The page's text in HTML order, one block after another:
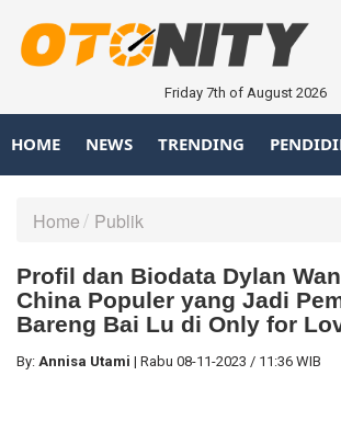
Friday 7th of August 2026
HOME NEWS TRENDING
Home Publik
Profil dan Biodata Dylan
China Populer yang Jadi
Bareng Bai Lu di Only for
By: Annisa Utami | Rabu 08-11-2023 / 11:36 WIB